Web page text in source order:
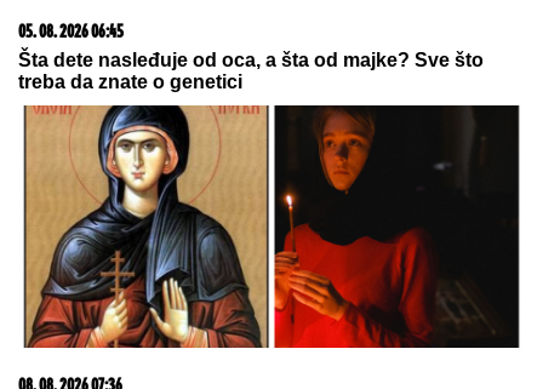
42 godine otac je pronašao, zanemeo je kada je saznao
gde je bila
03. 08. 2026 07:31
25.000 kupaca već kupuje uz PerSu Extra. A ti? Saznaj